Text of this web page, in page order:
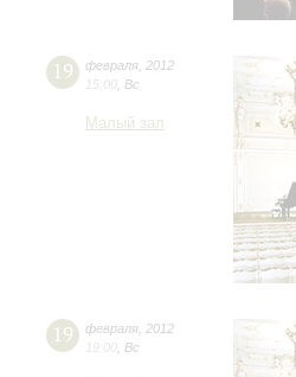
19 февраля 2012
15:00 Вс
Малый зал
19 февраля 2012
19:00 Вс